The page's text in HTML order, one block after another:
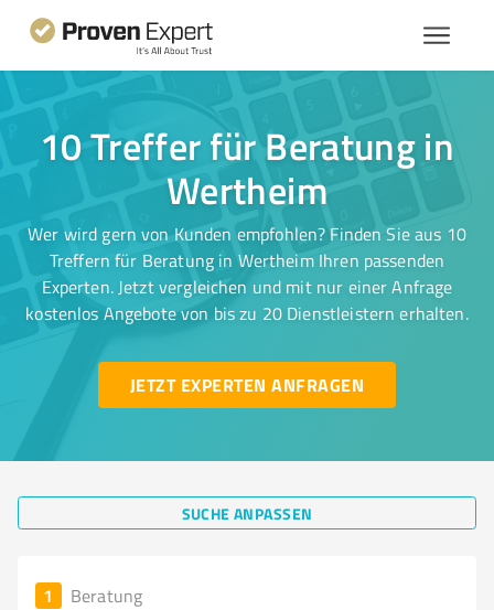
10 Treffer für Beratung in
Wertheim
Wer wird gern von Kunden empfohlen? Finden Sie aus 10
Treffern für Beratung in Wertheim Ihren passenden
Experten. Jetzt vergleichen und mit nur einer Anfrage
kostenlos Angebote von bis zu 20 Dienstleistern erhalten.
JETZT EXPERTEN ANFRAGEN
SUCHE ANPASSEN
1 Beratung